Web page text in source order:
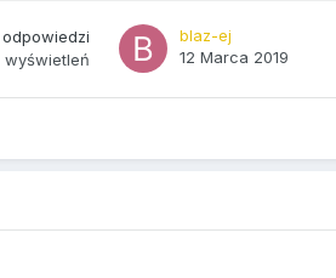
odpowiedzi
wyświetleń
blaz-ej
12 Marca 2019